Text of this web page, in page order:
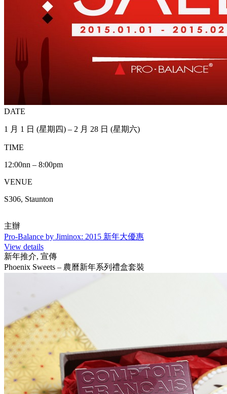
DATE
1 月 1 日 (星期四) – 2 月 28 日 (星期六)
TIME
12:00nn – 8:00pm
VENUE
S306, Staunton
主辦
Pro-Balance by Jiminox: 2015 新年大優惠
View details
新年推介, 宣傳
Phoenix Sweets – 農曆新年系列禮盒套裝